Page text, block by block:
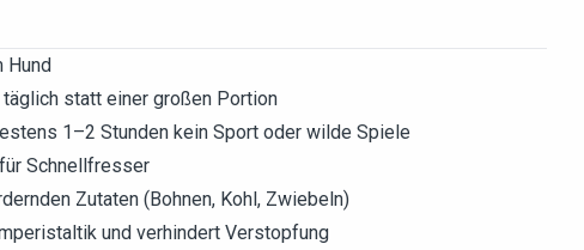
Hund
statt einer großen Portion
1–2 Stunden kein Sport oder wilde Spiele
Schnellfresser
Zutaten (Bohnen, Kohl, Zwiebeln)
und verhindert Verstopfung